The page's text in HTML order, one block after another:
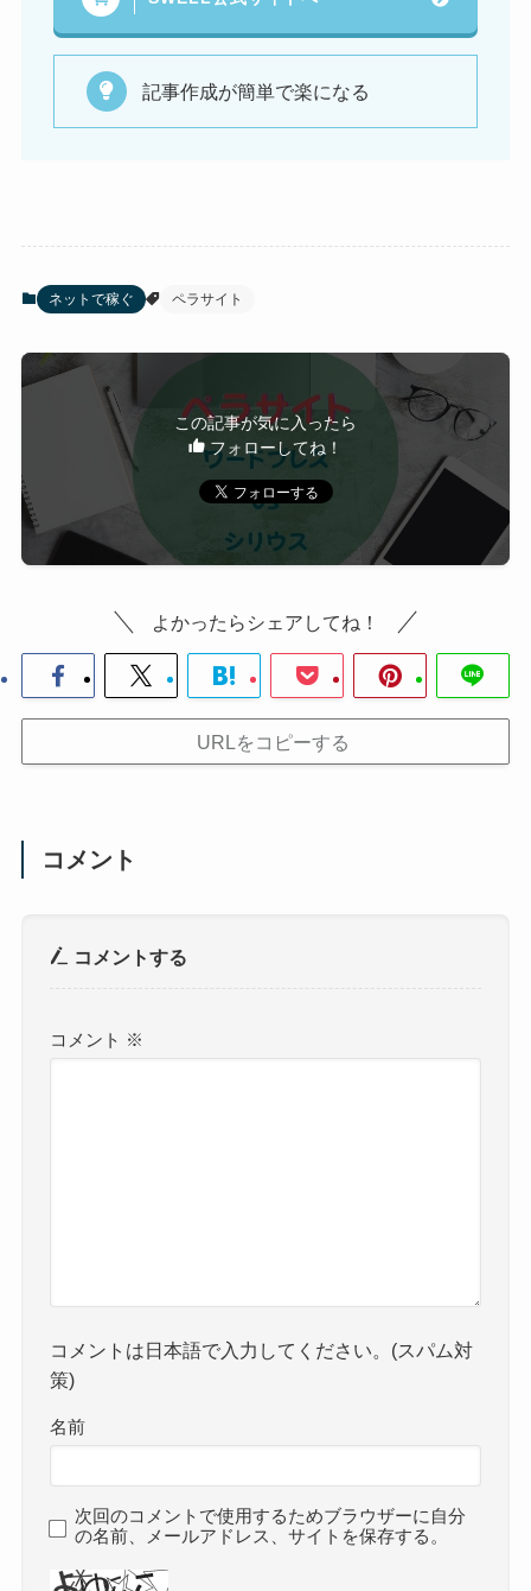
記事作成が簡単で楽になる
ネットで稼ぐ ペラサイト
この記事が気に入ったら
フォローしてね！
よかったらシェアしてね！
URLをコピーする
コメント
コメントする
コメント ※
コメントは日本語で入力してください。(スパム対
策)
名前
次回のコメントで使用するためブラウザーに自分
の名前、メールアドレス、サイトを保存する。